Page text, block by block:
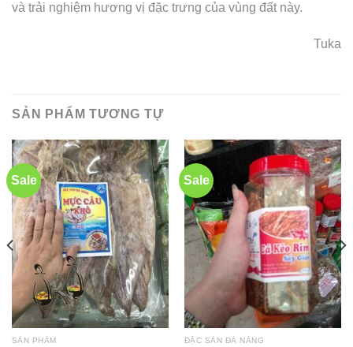
và trải nghiệm hương vị đặc trưng của vùng đất này.
Tuka
SẢN PHẨM TƯƠNG TỰ
Sale
SẢN PHẨM
Sale
ĐẶC SẢN ĐÀ NẴNG